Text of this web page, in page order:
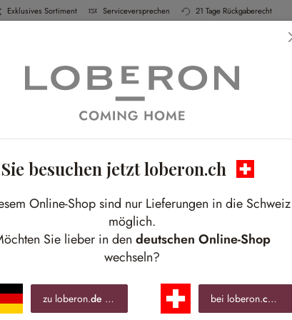
Exklusives Sortiment Serviceversprechen 21 Tage Rückgaberecht
Schlafen Bad
Sie besuchen jetzt loberon.ch
Online-Shop sind nur Lieferungen in die Schweiz
möglich.
Sie lieber in den deutschen Online-Shop
wechseln?
zu loberon.de bei loberon.ch